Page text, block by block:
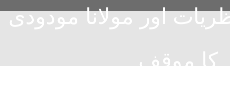
اور مولانا مودودی
کا موقف